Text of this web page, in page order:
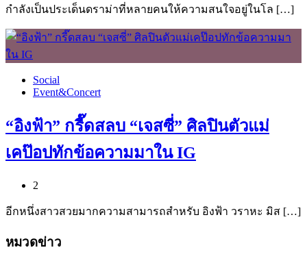
กำลังเป็นประเด็นดราม่าที่หลายคนให้ความสนใจอยู่ในโล […]
Social
Event&Concert
“อิงฟ้า” กรี๊ดสลบ “เจสซี่” ศิลปินตัวแม่
เคป๊อปทักข้อความมาใน IG
2
อีกหนึ่งสาวสวยมากความสามารถสำหรับ อิงฟ้า วราหะ มิส […]
หมวดข่าว